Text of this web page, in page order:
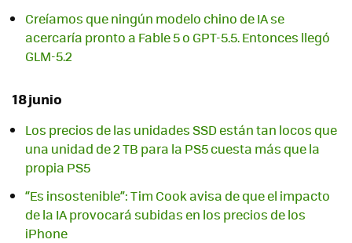
Creíamos que ningún modelo chino de IA se
acercaría pronto a Fable 5 o GPT-5.5. Entonces llegó
GLM-5.2
18 junio
Los precios de las unidades SSD están tan locos que
una unidad de 2 TB para la PS5 cuesta más que la
propia PS5
“Es insostenible”: Tim Cook avisa de que el impacto
de la IA provocará subidas en los precios de los
iPhone